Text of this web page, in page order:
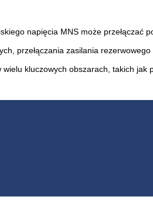
napięcia MNS może przełączać
przełączania zasilania
kluczowych obszarach, takich jak